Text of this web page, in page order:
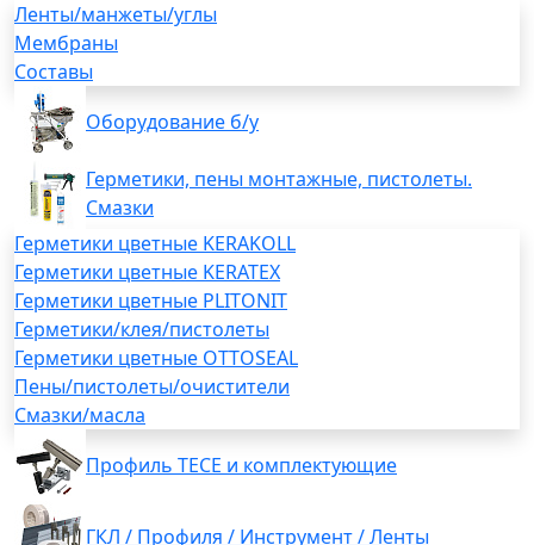
Ленты/манжеты/углы
Мембраны
Составы
Оборудование б/у
Герметики, пены монтажные, пистолеты.
Смазки
Герметики цветные KERAKOLL
Герметики цветные KERATEX
Герметики цветные PLITONIT
Герметики/клея/пистолеты
Герметики цветные OTTOSEAL
Пены/пистолеты/очистители
Смазки/масла
Профиль TECE и комплектующие
ГКЛ / Профиля / Инструмент / Ленты